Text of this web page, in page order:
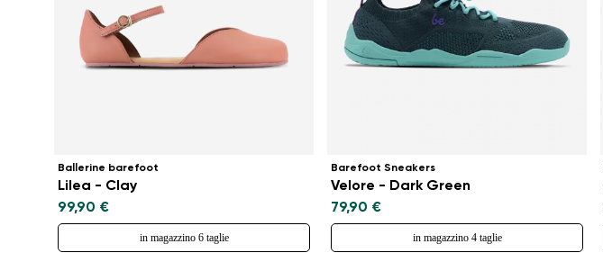
Ballerine barefoot
Lilea - Clay
99,90 €
in magazzino 6 taglie
Barefoot Sneakers
Velore - Dark Green
79,90 €
in magazzino 4 taglie